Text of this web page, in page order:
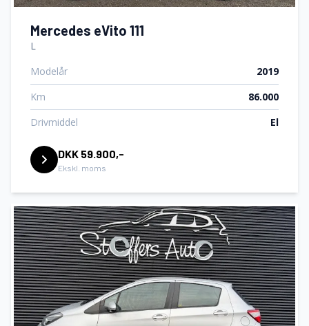
Mercedes eVito 111
L
Modelår
2019
Km
86.000
Drivmiddel
El
DKK 59.900,-
Ekskl. moms